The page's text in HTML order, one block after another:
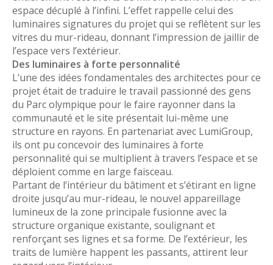
espace décuplé à l’infini. L’effet rappelle celui des
luminaires signatures du projet qui se reflètent sur les
vitres du mur-rideau, donnant l’impression de jaillir de
l’espace vers l’extérieur.
Des luminaires à forte personnalité
L’une des idées fondamentales des architectes pour ce
projet était de traduire le travail passionné des gens
du Parc olympique pour le faire rayonner dans la
communauté et le site présentait lui-même une
structure en rayons. En partenariat avec LumiGroup,
ils ont pu concevoir des luminaires à forte
personnalité qui se multiplient à travers l’espace et se
déploient comme en large faisceau.
Partant de l’intérieur du bâtiment et s’étirant en ligne
droite jusqu’au mur-rideau, le nouvel appareillage
lumineux de la zone principale fusionne avec la
structure organique existante, soulignant et
renforçant ses lignes et sa forme. De l’extérieur, les
traits de lumière happent les passants, attirent leur